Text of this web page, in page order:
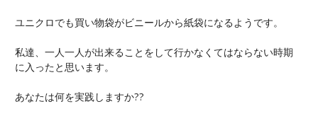
ユニクロでも買い物袋がビニールから紙袋になるようです。
私達、一人一人が出来ることをして行かなくてはならない時期
に入ったと思います。
あなたは何を実践しますか??